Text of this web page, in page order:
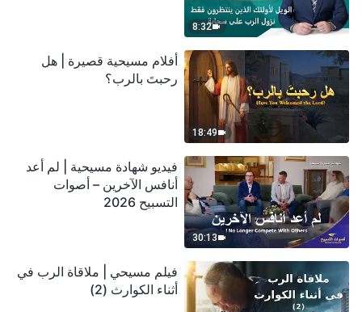
8:32
18:49
أفلام مسيحية قصيرة | هل
رحبتَ بالرب؟
30:13
فيديو شهادة مسيحية | لم أعد
أنافس الآخرين – أصوات
التسبيح 2026
فيلم مسيحي | ملاقاة الرب في
أثناء الكوارث (2)